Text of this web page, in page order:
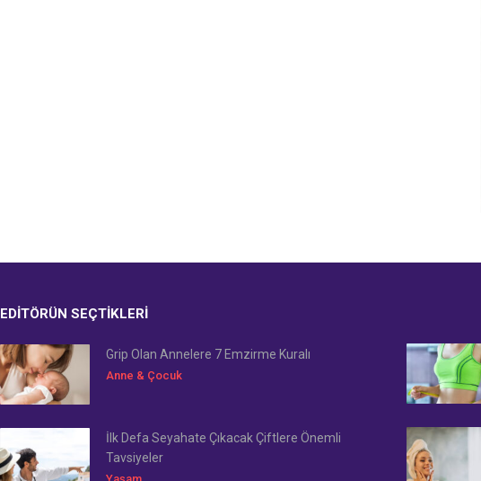
EDITÖRÜN SEÇTIKLERI
Grip Olan Annelere 7 Emzirme Kuralı
Anne & Çocuk
İlk Defa Seyahate Çıkacak Çiftlere Önemli
Tavsiyeler
Yaşam